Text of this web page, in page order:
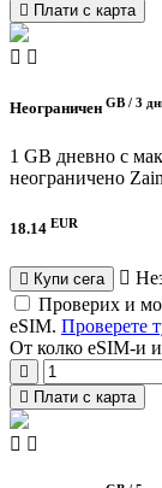
Плати с карта
Неограничен GB / 3
1 GB дневно с
неограничено Zain
18.14 EUR
Купи сега
Проверих и
eSIM. Проверете
От колко eSIM-и
Плати с карта